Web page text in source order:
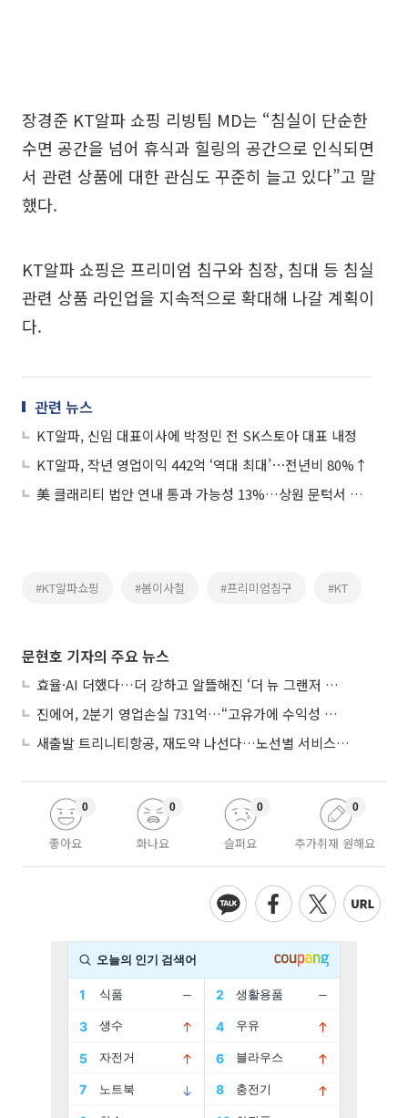
장경준 KT알파 쇼핑 리빙팀 MD는 “침실이 단순한
수면 공간을 넘어 휴식과 힐링의 공간으로 인식되면
서 관련 상품에 대한 관심도 꾸준히 늘고 있다”고 말
했다.
KT알파 쇼핑은 프리미엄 침구와 침장, 침대 등 침실
관련 상품 라인업을 지속적으로 확대해 나갈 계획이
다.
관련 뉴스
KT알파, 신임 대표이사에 박정민 전 SK스토아 대표 내정
KT알파, 작년 영업이익 442억 ‘역대 최대’⋯전년비 80%↑
美 클래리티 법안 연내 통과 가능성 13%…상원 문턱서 제동
#KT알파쇼핑 #봄이사철 #프리미엄침구 #KT
문현호 기자의 주요 뉴스
효율·AI 더했다…더 강하고 알뜰해진 ‘더 뉴 그랜저 하이브리드’
진에어, 2분기 영업손실 731억…“고유가에 수익성 악화”
새출발 트리니티항공, 재도약 나선다…노선별 서비스 차별화
좋아요
0
화나요
0
슬퍼요
0
추가취재 원해요
0